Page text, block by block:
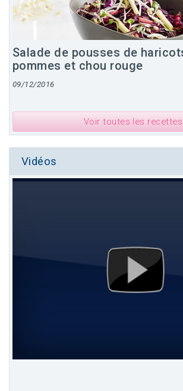
Salade de pousses de
pommes et chou rouge
09/12/2016
Voir toutes les recettes
Vidéos